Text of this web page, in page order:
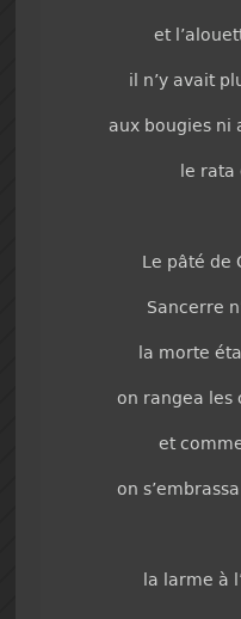
et
il n’y avait
aux bougies ni
le rata
Le pâté de
Sancerre
la morte
on rangea les
et
on
la larme à